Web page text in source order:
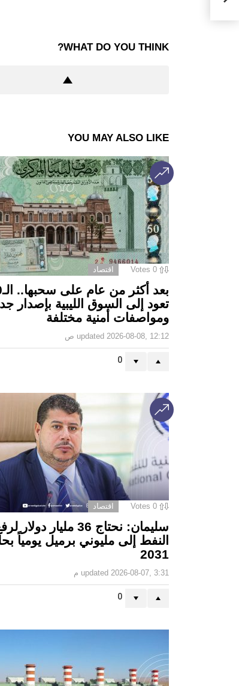
WHAT DO YOU THINK?
YOU MAY ALSO LIKE
0
Votes اقتصاد
تعود إلى السوق الليبية بإصدار
ومواصفات أمنية مختلفة
updated 2026-08-08, 12:12 ص
0
0
Votes اقتصاد
سليمان: نحتاج 36 مليار
النفط إلى مليوني برميل يومياً
2031
updated 2026-08-07, 3:31 م
0